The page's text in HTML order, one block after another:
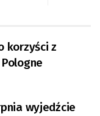
korzyści z
wyjedźcie